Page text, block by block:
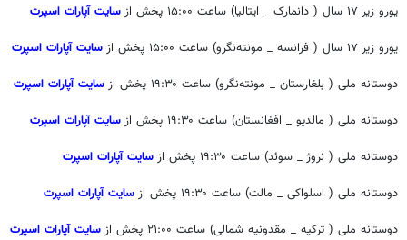
یورو زیر ۱۷ سال ( دانمارک _ ایتالیا) ساعت ۱۵:۰۰ پخش از
سایت آپارات اسپرت
یورو زیر ۱۷ سال ( فرانسه _ مونته‌نگرو) ساعت ۱۵:۰۰ پخش از
سایت آپارات اسپرت
دوستانه ملی ( بلغارستان _ مونته‌نگرو) ساعت ۱۹:۳۰ پخش از
سایت آپارات اسپرت
دوستانه ملی ( مالدیو _ افغانستان) ساعت ۱۹:۳۰ پخش از
سایت آپارات اسپرت
دوستانه ملی ( نروژ _ سوئد) ساعت ۱۹:۳۰ پخش از
سایت آپارات اسپرت
دوستانه ملی ( اسلواکی _ مالت) ساعت ۱۹:۳۰ پخش از
سایت آپارات اسپرت
دوستانه ملی ( ترکیه _ مقدونیه شمالی) ساعت ۲۱:۰۰ پخش از
سایت آپارات اسپرت